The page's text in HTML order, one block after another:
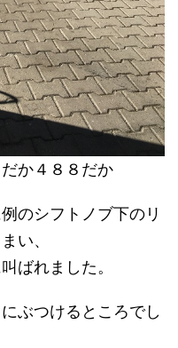
か４８８だか
のシフトノブ下のリ
い、
ばれました。
ぶつけるところでし